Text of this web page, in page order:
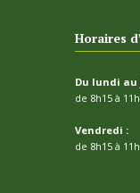
Horaires
Du lundi au
de 8h15 à
Vendredi :
de 8h15 à